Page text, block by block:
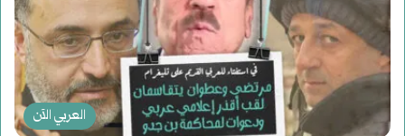
العربي الآن